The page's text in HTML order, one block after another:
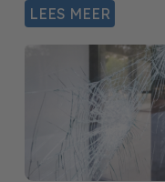
LEES MEER